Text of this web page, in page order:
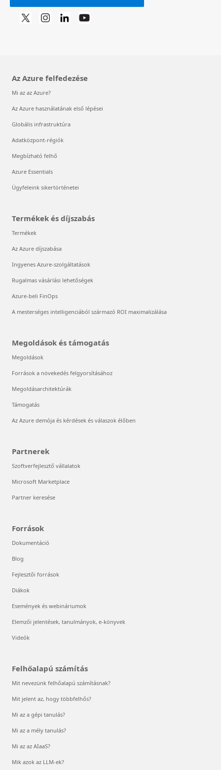
Az Azure felfedezése
Mi az az Azure?
Az Azure használatának első lépései
Globális infrastruktúra
Adatközpont-régiók
Megbízható felhő
Azure Essentials
Ügyfeleink sikertörténetei
Termékek és díjszabás
Termékek
Az Azure díjszabása
Ingyenes Azure-szolgáltatások
Rugalmas vásárlási lehetőségek
Azure-beli FinOps
A mesterséges intelligenciából származó ROI maximalizálása
Megoldások és támogatás
Megoldások
Források a növekedés felgyorsításához
Megoldásarchitektúrák
Támogatás
Az Azure demója és kérdések és válaszok élőben
Partnerek
Szoftverfejlesztő vállalatok
Microsoft Marketplace
Partner keresése
Források
Dokumentáció
Blog
Fejlesztői források
Diákok
Események és webináriumok
Elemzői jelentések, tanulmányok, e-könyvek
Videók
Felhőalapú számítás
Mit nevezünk felhőalapú számításnak?
Mit jelent az, hogy többfelhős?
Mi az a gépi tanulás?
Mi az a mély tanulás?
Mi az az AIaaS?
Mik azok az LLM-ek?